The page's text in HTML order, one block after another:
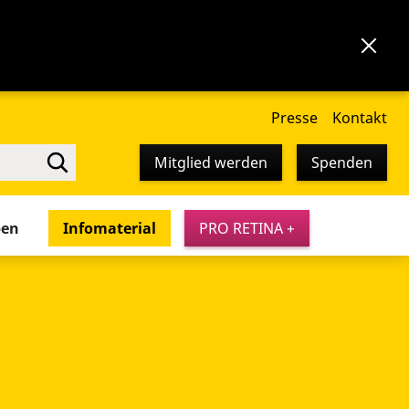
Presse Kontakt
Mitglied werden Spenden
Infomaterial PRO RETINA +